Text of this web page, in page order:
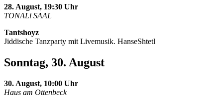
28. August, 19:30 Uhr
TONALi SAAL
Tantshoyz
Jiddische Tanzparty mit Livemusik. HanseShtetl
Sonntag, 30. August
30. August, 10:00 Uhr
Haus am Ottenbeck